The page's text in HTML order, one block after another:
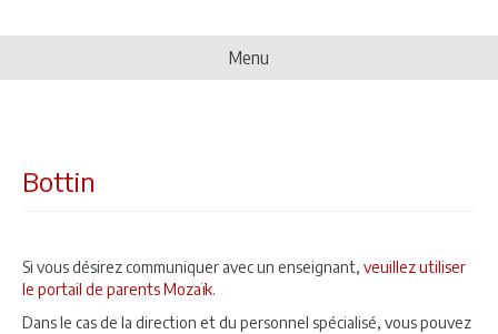
Menu
Bottin
Si vous désirez communiquer avec un enseignant, veuillez utiliser
le portail de parents Mozaïk.
Dans le cas de la direction et du personnel spécialisé, vous pouvez